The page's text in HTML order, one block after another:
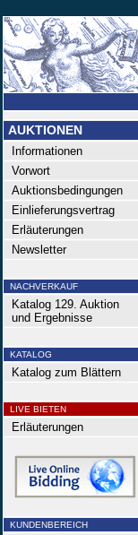
AUKTIONEN
Informationen
Vorwort
Auktionsbedingungen
Einlieferungsvertrag
Erläuterungen
Newsletter
NACHVERKAUF
Katalog 129. Auktion
und Ergebnisse
KATALOG
Katalog zum Blättern
LIVE BIETEN
Erläuterungen
KUNDENBEREICH